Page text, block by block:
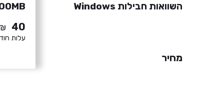
השוואות חבילות Windows
מחיר
40
עלות